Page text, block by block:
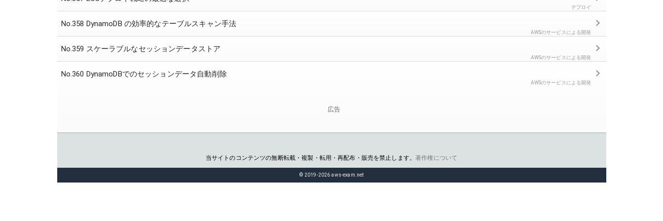
デプロイ
No.358 DynamoDB の効率的なテーブルスキャン手法
AWSのサービスによる開発
No.359 スケーラブルなセッションデータストア
AWSのサービスによる開発
No.360 DynamoDBでのセッションデータ自動削除
AWSのサービスによる開発
広告
当サイトのコンテンツの無断転載・複製・転用・再配布・販売を禁止します。著作権について
© 2019-2026 aws-exam.net